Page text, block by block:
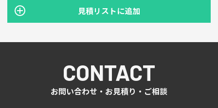
見積リストに追加
CONTACT
お問い合わせ・お見積り・ご相談